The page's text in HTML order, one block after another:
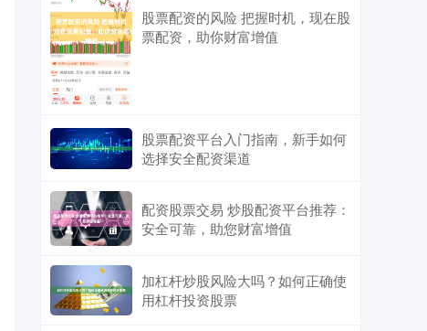
股票配资的风险 把握时机，现在股
票配资，助你财富增值
股票配资平台入门指南，新手如何
选择安全配资渠道
配资股票交易 炒股配资平台推荐：
安全可靠，助您财富增值
加杠杆炒股风险大吗？如何正确使
用杠杆投资股票